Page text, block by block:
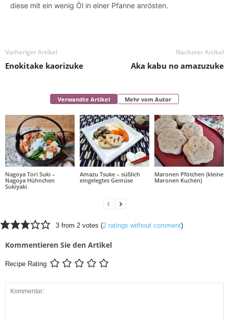
diese mit ein wenig Öl in einer Pfanne anrösten.
Vorheriger Artikel
Enokitake kaorizuke
Nächster Artikel
Aka kabu no amazuzuke
Verwandte Artikel Mehr vom Autor
Nagoya Tori Suki –
Nagoya Hühnchen
Sukiyaki
Amazu Tsuke – süßlich
eingelegtes Gemüse
Maronen Pfötchen (kleine
Maronen Kuchen)
3 from 2 votes (2 ratings without comment)
Kommentieren Sie den Artikel
Recipe Rating